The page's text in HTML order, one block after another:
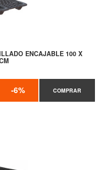
ENCAJABLE 100 X
-6% COMPRAR